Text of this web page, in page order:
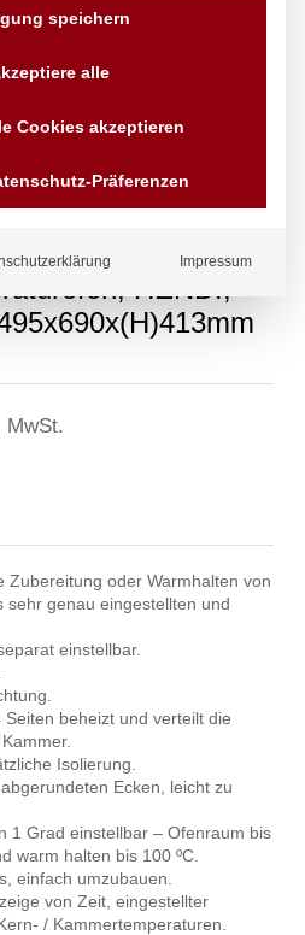
HENDI,
MwSt.
Zubereitung oder Warmhalten von
sehr genau eingestellten und
einstellbar.
beheizt und verteilt die
Isolierung.
Ecken, leicht zu
1 Grad einstellbar – Ofenraum bis
warm halten bis 100 ºC.
einfach umzubauen.
von Zeit, eingestellter
/ Kammertemperaturen.
speichern
alle
Cookies akzeptieren
Präferenzen
Impressum